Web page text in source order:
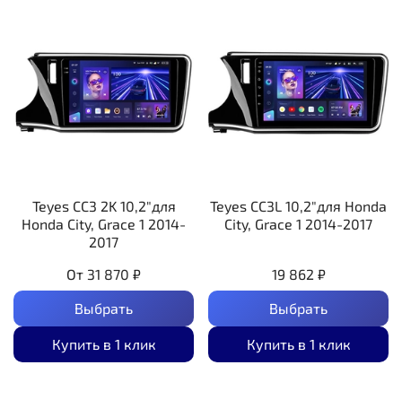
Teyes CC3 2K 10,2"для
Honda City, Grace 1 2014-
2017
От 31 870 ₽
Выбрать
Купить в 1 клик
Teyes CC3L 10,2"для Honda
City, Grace 1 2014-2017
19 862 ₽
Выбрать
Купить в 1 клик